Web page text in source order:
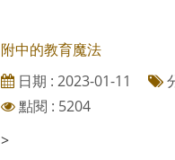
附中的教育魔法
日期 : 2023-01-11
點閱 : 5204
>